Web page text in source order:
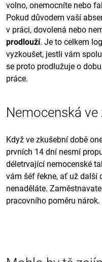
volno, onemocníte nebo
Pokud důvodem vaší
v práci, dovolená nebo
prodlouží. Je to celkem
vyzkoušet, jestli vám
se proto prodlužuje o
práce.
Nemocenská
Když ve zkušební době
prvních 14 dní nesmí
déletrvající nemocenské
vám šéf řekne, ať už další
nenaděláte.
pracovního poměru nárok.